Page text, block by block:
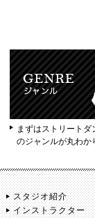
まずはストリート
のジャンルが丸わか
スタジオ紹介
インストラクター